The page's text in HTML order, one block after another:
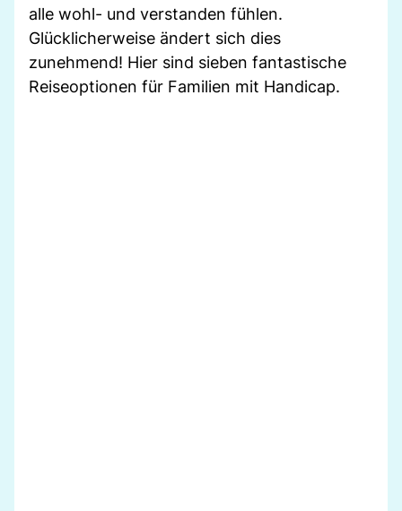
alle wohl- und verstanden fühlen.
Glücklicherweise ändert sich dies
zunehmend! Hier sind sieben fantastische
Reiseoptionen für Familien mit Handicap.